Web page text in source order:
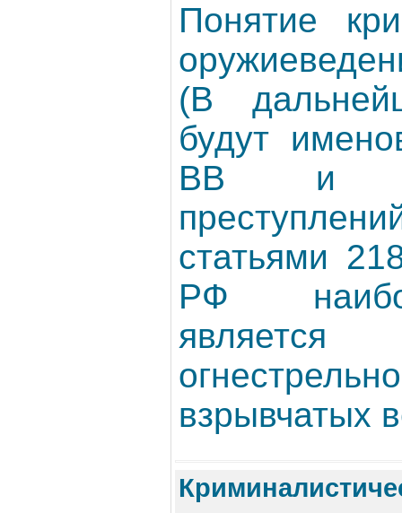
Понятие
(В
будут
ВВ и
статьями
РФ
взрывчатых